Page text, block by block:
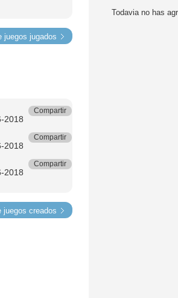
juegos jugados
2018
Compartir
2018
Compartir
2018
Compartir
juegos creados
Todavia no has